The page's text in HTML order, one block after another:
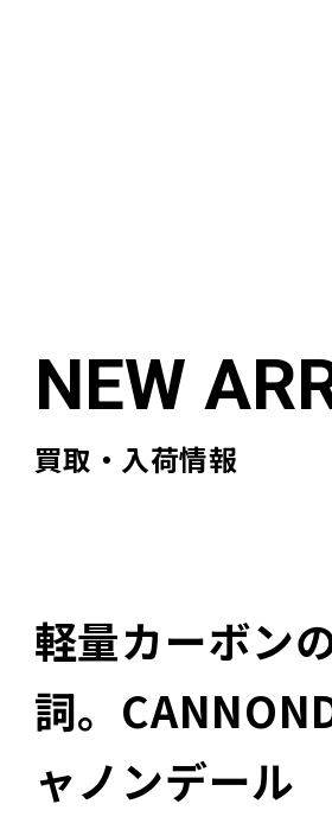
買取・入荷情報
軽量カーボン
詞。
ャノンデール